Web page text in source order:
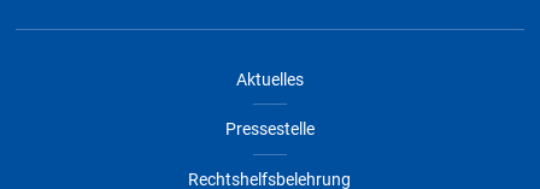
Aktuelles
Pressestelle
Rechtshelfsbelehrung